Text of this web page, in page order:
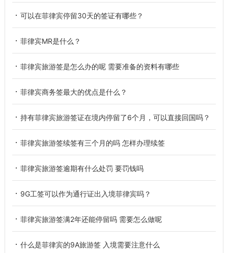
可以在菲律宾停留30天的签证有哪些？
菲律宾MR是什么？
菲律宾旅游签是怎么办的呢 需要准备的资料有哪些
菲律宾商务签最大的优点是什么？
持有菲律宾旅游签证在境内停留了6个月，可以直接回国吗？
菲律宾旅游签续签有三个月的吗 怎样办理续签
菲律宾旅游签逾期有什么处罚 要罚钱吗
9G工签可以作为通行证出入境菲律宾吗？
菲律宾旅游签满2年还能停留吗 需要怎么做呢
什么是菲律宾的9A旅游签 入境需要注意什么